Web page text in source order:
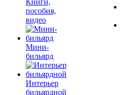
Книги,
пособия,
видео
Мини-
бильярд
Интерьер
бильярдной